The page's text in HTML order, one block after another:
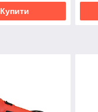
Купити